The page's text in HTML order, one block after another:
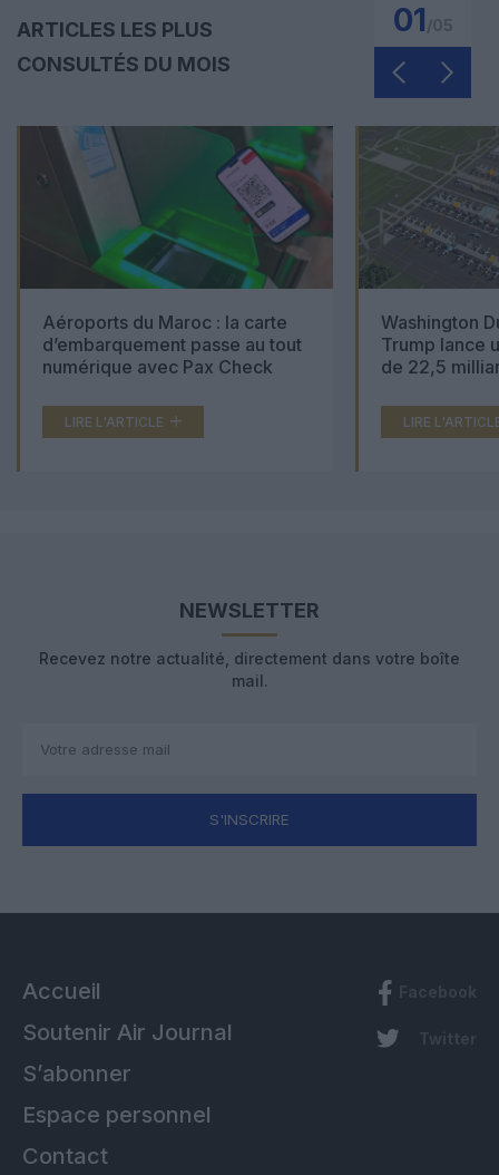
ARTICLES LES PLUS
CONSULTÉS DU MOIS
01
Aéroports du Maroc : la carte
d’embarquement passe au tout
numérique avec Pax Check
LIRE L'ARTICLE
Washington
Trump lance
de 22,5
LIRE
NEWSLETTER
Recevez notre actualité, directement dans votre boîte
mail.
S'INSCRIRE
Accueil
Soutenir Air Journal
S’abonner
Espace personnel
Contact